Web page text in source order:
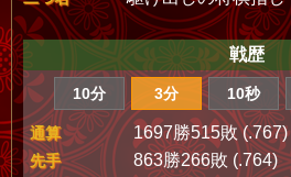
戦歴
10分 3分 10秒
通算 1697勝515敗 (.767)
先手 863勝266敗 (.764)